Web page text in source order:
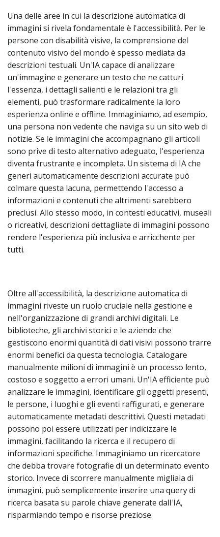
Una delle aree in cui la descrizione automatica di
immagini si rivela fondamentale è l'accessibilità. Per le
persone con disabilità visive, la comprensione del
contenuto visivo del mondo è spesso mediata da
descrizioni testuali. Un'IA capace di analizzare
un'immagine e generare un testo che ne catturi
l'essenza, i dettagli salienti e le relazioni tra gli
elementi, può trasformare radicalmente la loro
esperienza online e offline. Immaginiamo, ad esempio,
una persona non vedente che naviga su un sito web di
notizie. Se le immagini che accompagnano gli articoli
sono prive di testo alternativo adeguato, l'esperienza
diventa frustrante e incompleta. Un sistema di IA che
generi automaticamente descrizioni accurate può
colmare questa lacuna, permettendo l'accesso a
informazioni e contenuti che altrimenti sarebbero
preclusi. Allo stesso modo, in contesti educativi, museali
o ricreativi, descrizioni dettagliate di immagini possono
rendere l'esperienza più inclusiva e arricchente per
tutti.
Oltre all'accessibilità, la descrizione automatica di
immagini riveste un ruolo cruciale nella gestione e
nell'organizzazione di grandi archivi digitali. Le
biblioteche, gli archivi storici e le aziende che
gestiscono enormi quantità di dati visivi possono trarre
enormi benefici da questa tecnologia. Catalogare
manualmente milioni di immagini è un processo lento,
costoso e soggetto a errori umani. Un'IA efficiente può
analizzare le immagini, identificare gli oggetti presenti,
le persone, i luoghi e gli eventi raffigurati, e generare
automaticamente metadati descrittivi. Questi metadati
possono poi essere utilizzati per indicizzare le
immagini, facilitando la ricerca e il recupero di
informazioni specifiche. Immaginiamo un ricercatore
che debba trovare fotografie di un determinato evento
storico. Invece di scorrere manualmente migliaia di
immagini, può semplicemente inserire una query di
ricerca basata su parole chiave generate dall'IA,
risparmiando tempo e risorse preziose.